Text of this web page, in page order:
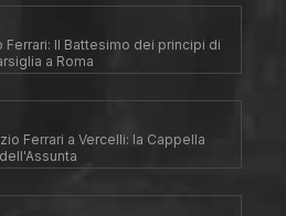
Il Battesimo dei principi di
a Roma
Ferrari a Vercelli: la Cappella
dell'Assunta